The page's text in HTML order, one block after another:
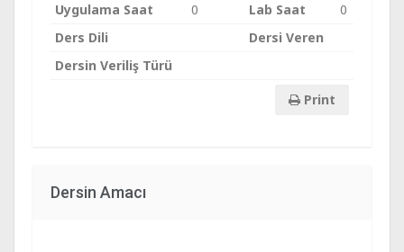
Uygulama Saat
0 Lab Saat
0
Ders Dili
Dersi Veren
Dersin Veriliş Türü
Print
Dersin Amacı